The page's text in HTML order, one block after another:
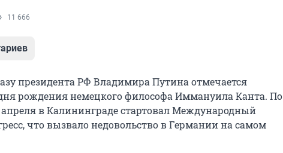
11 666
президента РФ Владимира Путина отмечается
дня рождения немецкого философа Иммануила Канта. По
в Калининграде стартовал Международный
что вызвало недовольство в Германии на самом